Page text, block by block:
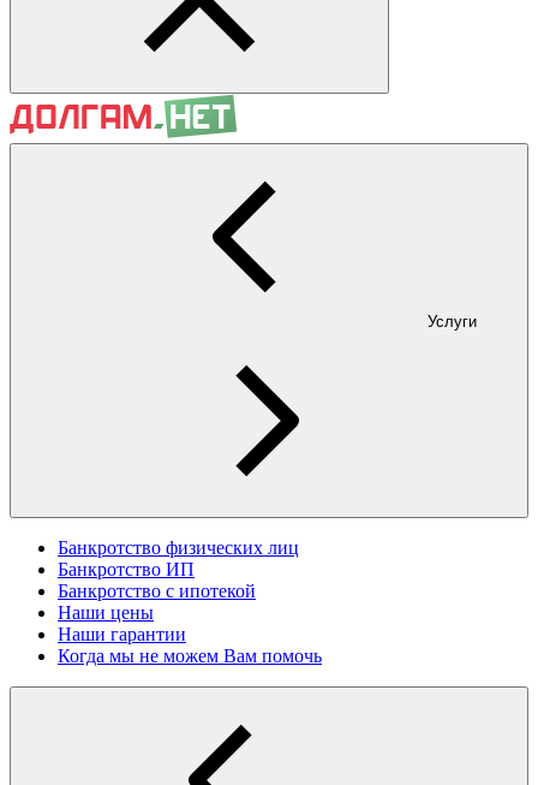
Услуги
Банкротство физических лиц
Банкротство ИП
Банкротство с ипотекой
Наши цены
Наши гарантии
Когда мы не можем Вам помочь